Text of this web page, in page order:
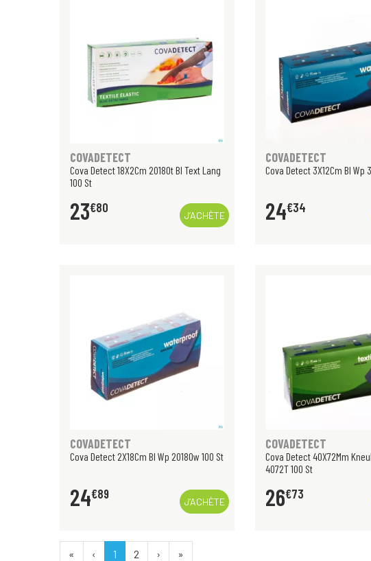
COVADETECT
Cova Detect 18X2Cm 2018Ot Bl Text Lang
100 St
23€80
J’ACHÈTE
COVADETECT
Cova Detect 3X12Cm Bl Wp
24€34
COVADETECT
Cova Detect 2X18Cm Bl Wp 2018Ow 100 St
24€89
J’ACHÈTE
COVADETECT
Cova Detect 40X72Mm
4072T 100 St
26€73
« ‹ 1 2 › »